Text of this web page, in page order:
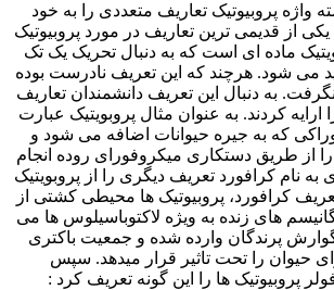
واژه پروبیوتیک تعاریف متعددی را به خود
از قدیمی ترین تعاریف در مورد پروبیوتیک
ماده ای است که به دنبال تحریک یک تک
می شود. هرچند که این تعریف نادرست بوده
به دنبال این تعریف دانشمندان تعاریف
ارایه کردند. به عنوان مثال پروبویتیک عبارت
که به جیره حیوانات اضافه می شود و
از طریق دستکاری میکروفورای روده انجام
نام کرافورد تعریف دیگری را از پروبویتیک
کرافورد، پروبیوتیک ها محیطی کشتی از
های زنده به ویژه لاکتوباسیلوس ها می
پرندگان وارده شده و جمعیت باکتری
حیوان را تحت تاثیر قرار میدهد. سپس
پروبیوتیک ها را این گونه تعریف کرد :